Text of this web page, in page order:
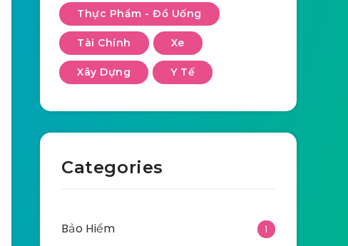
Thực Phẩm - Đồ Uống
Tài Chính Xe
Xây Dựng Y Tế
Categories
Bảo Hiểm 1